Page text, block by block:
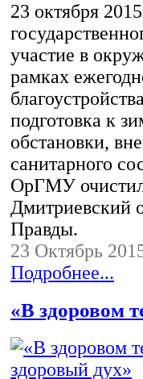
23 октября
участие в
рамках
подготовка к
обстановки,
санитарного
ОрГМУ
Дмитриевский
Правды.
23 Октябрь
Подробнее...
«В здоровом